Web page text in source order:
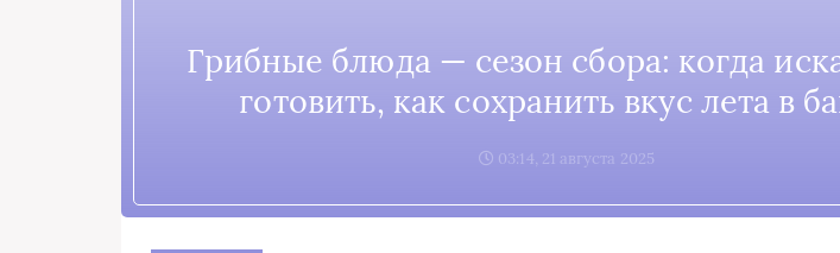
Грибные блюда — сезон сбора: когда
готовить, как сохранить вкус лета в
03:14, 21 августа 2025